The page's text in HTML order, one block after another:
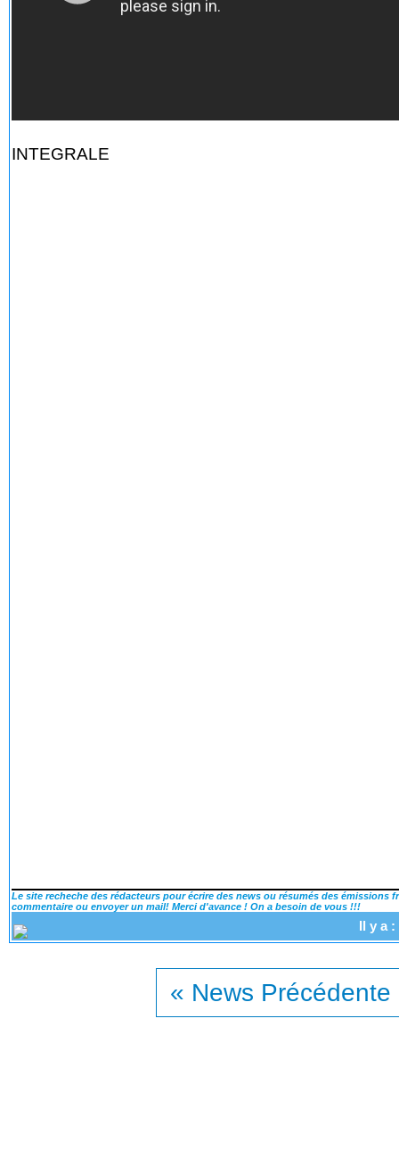
INTEGRALE
Le site recheche des rédacteurs pour écrire des news ou résumés des
commentaire ou envoyer un mail! Merci d'avance ! On a besoin de vous !!!
Il y a
« News Précédente